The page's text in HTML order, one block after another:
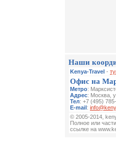
Наши
Kenya-Travel -
Офис на
Метро:
Адрес: Москва,
Тел: +7 (495)
E-mail:
© 2005-2014,
Полное или
ссылке на